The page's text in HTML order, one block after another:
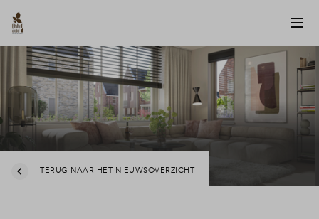
TERUG NAAR HET NIEUWSOVERZICHT